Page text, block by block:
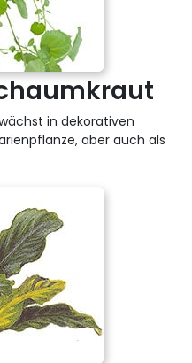
in dekorativen
aber auch als